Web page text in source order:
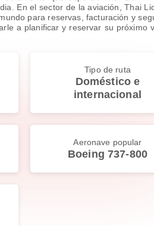
En el sector de la aviación, Thai
para reservas, facturación y
a planificar y reservar su próximo
Tipo de ruta
Doméstico e
internacional
Aeronave popular
Boeing 737-800